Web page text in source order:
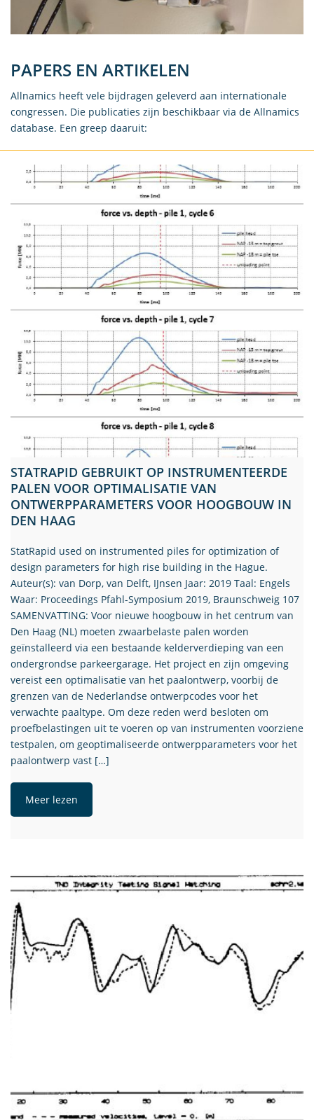
PAPERS EN ARTIKELEN
Allnamics heeft vele bijdragen geleverd aan internationale
congressen. Die publicaties zijn beschikbaar via de Allnamics
database. Een greep daaruit:
STATRAPID GEBRUIKT OP INSTRUMENTEERDE
PALEN VOOR OPTIMALISATIE VAN
ONTWERPPARAMETERS VOOR HOOGBOUW IN
DEN HAAG
StatRapid used on instrumented piles for optimization of
design parameters for high rise building in the Hague.
Auteur(s): van Dorp, van Delft, IJnsen Jaar: 2019 Taal: Engels
Waar: Proceedings Pfahl-Symposium 2019, Braunschweig 107
SAMENVATTING: Voor nieuwe hoogbouw in het centrum van
Den Haag (NL) moeten zwaarbelaste palen worden
geïnstalleerd via een bestaande kelderverdieping van een
ondergrondse parkeergarage. Het project en zijn omgeving
vereist een optimalisatie van het paalontwerp, voorbij de
grenzen van de Nederlandse ontwerpcodes voor het
verwachte paaltype. Om deze reden werd besloten om
proefbelastingen uit te voeren op van instrumenten voorziene
testpalen, om geoptimaliseerde ontwerpparameters voor het
paalontwerp vast […]
Meer lezen